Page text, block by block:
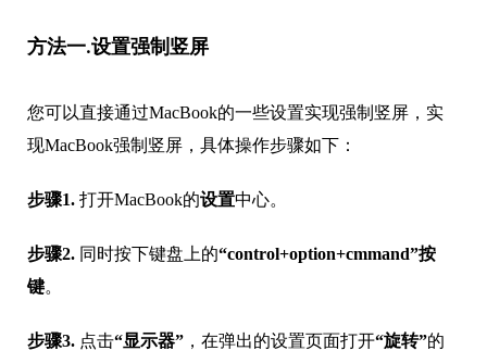
方法一.设置强制竖屏
您可以直接通过MacBook的一些设置实现强制竖屏，实
现MacBook强制竖屏，具体操作步骤如下：
步骤1. 打开MacBook的设置中心。
步骤2. 同时按下键盘上的“control+option+cmmand”按
键。
步骤3. 点击“显示器” ，在弹出的设置页面打开“旋转”的